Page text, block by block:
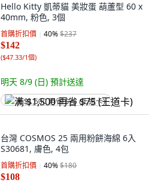
Hello Kitty 凱蒂貓 美妝蛋 葫蘆型 60 x
40mm, 粉色, 3個
首購折扣價 40%$237
$142
($47.33/1個)
明天 8/9 (日) 預計送達
满 $1,500 再省 $75 (王道卡)
台灣 COSMOS 25 兩用粉餅海綿 6入
S30681, 膚色, 4包
首購折扣價 40%$180
$108